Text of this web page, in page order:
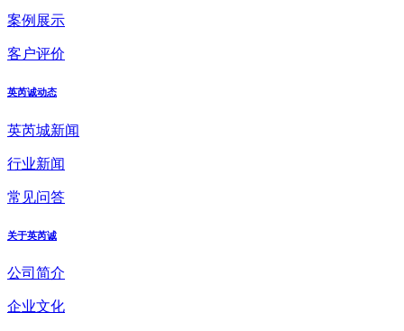
案例展示
客户评价
英芮诚动态
英芮城新闻
行业新闻
常见问答
关于英芮诚
公司简介
企业文化